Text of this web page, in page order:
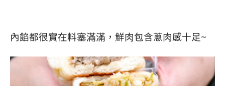
內餡都很實在料塞滿滿，鮮肉包含蔥肉感十足~